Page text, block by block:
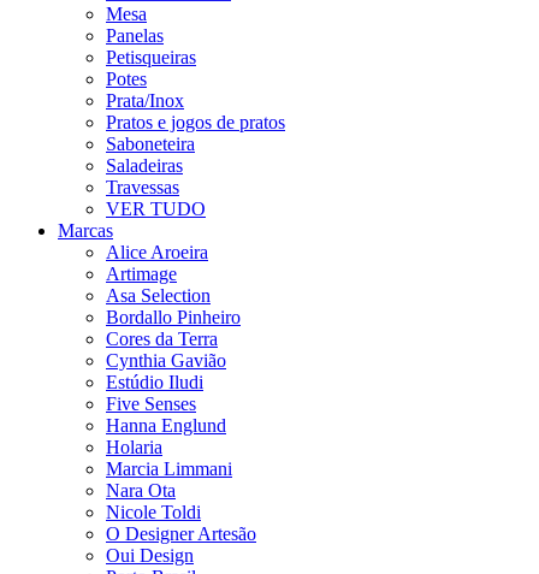
Mesa
Panelas
Petisqueiras
Potes
Prata/Inox
Pratos e jogos de pratos
Saboneteira
Saladeiras
Travessas
VER TUDO
Marcas
Alice Aroeira
Artimage
Asa Selection
Bordallo Pinheiro
Cores da Terra
Cynthia Gavião
Estúdio Iludi
Five Senses
Hanna Englund
Holaria
Marcia Limmani
Nara Ota
Nicole Toldi
O Designer Artesão
Oui Design